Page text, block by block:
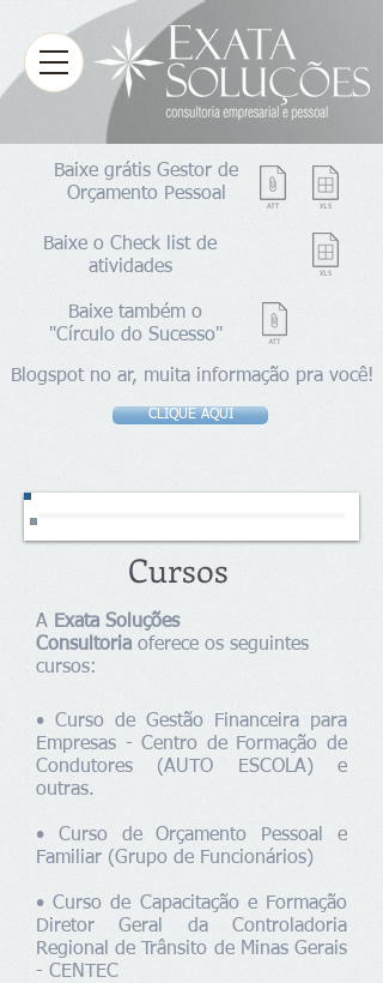
Blogspot no ar, muita informação pra você!
CLIQUE AQUI
Baixe grátis Gestor de
Orçamento Pessoal
Baixe também o
"Círculo do Sucesso"
Baixe o Check list de
atividades
Cursos
A Exata Soluções
Consultoria oferece os seguintes
cursos:
• Curso de Gestão Financeira para
Empresas - Centro de Formação de
Condutores (AUTO ESCOLA) e
outras.
• Curso de Orçamento Pessoal e
Familiar (Grupo de Funcionários)
• Curso de Capacitação e Formação
Diretor Geral da Controladoria
Regional de Trânsito de Minas Gerais
- CENTEC